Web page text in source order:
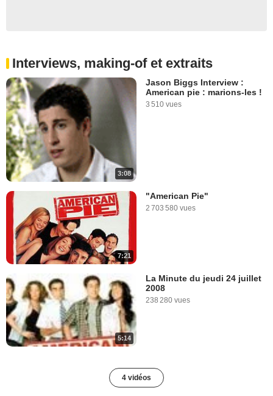
Interviews, making-of et extraits
3:08
Jason Biggs Interview :
American pie : marions-les !
3 510 vues
7:21
"American Pie"
2 703 580 vues
5:14
La Minute du jeudi 24 juillet
2008
238 280 vues
4 vidéos